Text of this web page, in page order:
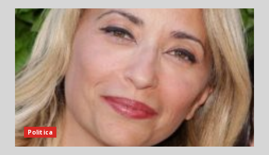
Politica